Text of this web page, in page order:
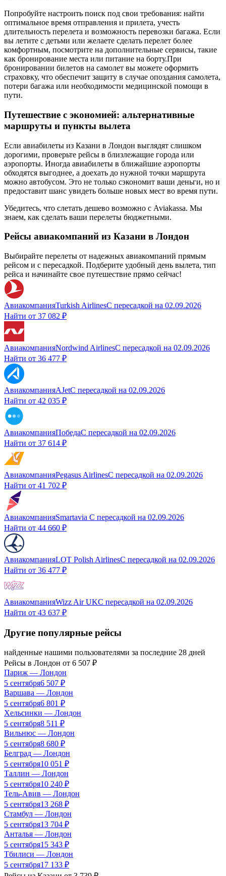
Попробуйте настроить поиск под свои требования: найти
оптимальное время отправления и прилета, учесть
длительность перелета и возможность перевозки багажа. Если
вы летите с детьми или желаете сделать перелет более
комфортным, посмотрите на дополнительные сервисы, такие
как бронирование места или питание на борту.При
бронировании билетов на самолет вы можете оформить
страховку, что обеспечит защиту в случае опоздания самолета,
потери багажа или необходимости медицинской помощи в
пути.
Путешествие с экономией: альтернативные
маршруты и пункты вылета
Если авиабилеты из Казани в Лондон выглядят слишком
дорогими, проверьте рейсы в близлежащие города или
аэропорты. Иногда авиабилеты в ближайшие аэропорты
обходятся выгоднее, а доехать до нужной точки маршрута
можно автобусом. Это не только сэкономит ваши деньги, но и
предоставит шанс увидеть больше новых мест во время пути.
Убедитесь, что слетать дешево возможно с Aviakassa. Мы
знаем, как сделать ваши перелеты бюджетными.
Рейсы авиакомпаний из Казани в Лондон
Выбирайте перелеты от надежных авиакомпаний прямым
рейсом и с пересадкой. Подберите удобный день вылета, тип
рейса и начинайте свое путешествие прямо сейчас!
АвиакомпанияTurkish AirlinesС пересадкой на 02.09.2026
Найти от 37 082 ₽
АвиакомпанияNordwind AirlinesС пересадкой на 02.09.2026
Найти от 36 477 ₽
АвиакомпанияAJetС пересадкой на 02.09.2026
Найти от 42 035 ₽
АвиакомпанияПобедаС пересадкой на 02.09.2026
Найти от 37 614 ₽
АвиакомпанияPegasus AirlinesС пересадкой на 02.09.2026
Найти от 41 702 ₽
АвиакомпанияSmartavia С пересадкой на 02.09.2026
Найти от 44 660 ₽
АвиакомпанияLOT Polish AirlinesС пересадкой на 02.09.2026
Найти от 36 477 ₽
АвиакомпанияWizz Air UKС пересадкой на 02.09.2026
Найти от 43 637 ₽
Другие популярные рейсы
найденные нашими пользователями за последние 28 дней
Рейсы в Лондон от 6 507 ₽
Париж — Лондон
5 сентября6 507 ₽
Варшава — Лондон
5 сентября6 801 ₽
Хельсинки — Лондон
5 сентября8 511 ₽
Вильнюс — Лондон
5 сентября8 680 ₽
Белград — Лондон
5 сентября10 051 ₽
Таллин — Лондон
5 сентября10 240 ₽
Тель-Авив — Лондон
5 сентября13 268 ₽
Стамбул — Лондон
5 сентября13 704 ₽
Анталья — Лондон
5 сентября15 343 ₽
Тбилиси — Лондон
5 сентября17 133 ₽